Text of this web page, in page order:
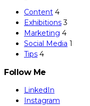
Content 4
Exhibitions 3
Marketing 4
Social Media 1
Tips 4
Follow Me
LinkedIn
Instagram